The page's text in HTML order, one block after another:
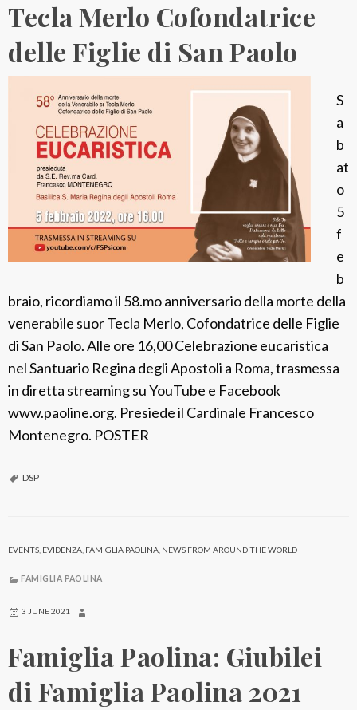
Tecla Merlo Cofondatrice
delle Figlie di San Paolo
S
a
b
at
o
5
f
e
b
braio, ricordiamo il 58.mo anniversario della morte della
venerabile suor Tecla Merlo, Cofondatrice delle Figlie
di San Paolo. Alle ore 16,00 Celebrazione eucaristica
nel Santuario Regina degli Apostoli a Roma, trasmessa
in diretta streaming su YouTube e Facebook
www.paoline.org. Presiede il Cardinale Francesco
Montenegro. POSTER
DSP
EVENTS, EVIDENZA, FAMIGLIA PAOLINA, NEWS FROM AROUND THE WORLD
FAMIGLIA PAOLINA
3 JUNE 2021
Famiglia Paolina: Giubilei
di Famiglia Paolina 2021